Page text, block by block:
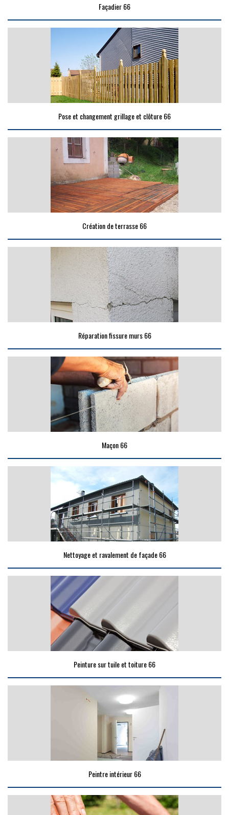
Façadier 66
Pose et changement grillage et clôture 66
Création de terrasse 66
Réparation fissure murs 66
Maçon 66
Nettoyage et ravalement de façade 66
Peinture sur tuile et toiture 66
Peintre intérieur 66